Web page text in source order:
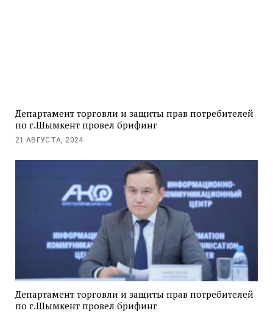
Департамент торговли и защиты прав потребителей
по г.Шымкент провел брифинг
21 АВГУСТА, 2024
Департамент торговли и защиты прав потребителей
по г.Шымкент провел брифинг